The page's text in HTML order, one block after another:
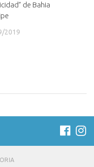
de Bahia
2019